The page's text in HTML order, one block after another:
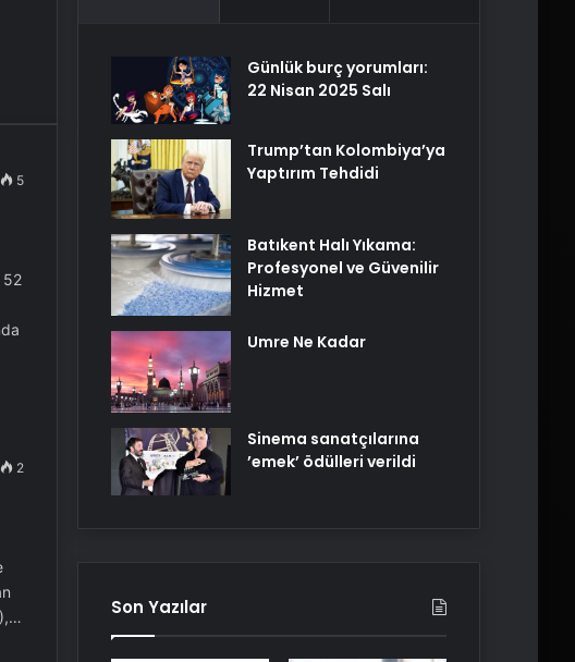
5
52
2
Günlük burç yorumları:
22 Nisan 2025 Salı
Trump’tan Kolombiya’ya
Yaptırım Tehdidi
Batıkent Halı Yıkama:
Profesyonel ve Güvenilir
Hizmet
Umre Ne Kadar
Sinema sanatçılarına
’emek’ ödülleri verildi
Son Yazılar